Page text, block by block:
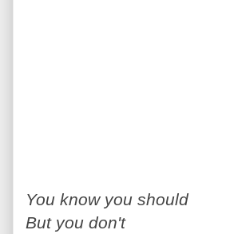
You know you should
But you don't